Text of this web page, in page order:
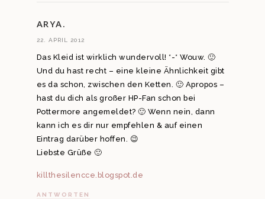
ARYA.
22. APRIL 2012
Das Kleid ist wirklich wundervoll! *-* Wouw. 🙂
Und du hast recht – eine kleine Ähnlichkeit gibt
es da schon, zwischen den Ketten. 🙂 Apropos –
hast du dich als großer HP-Fan schon bei
Pottermore angemeldet? 🙂 Wenn nein, dann
kann ich es dir nur empfehlen & auf einen
Eintrag darüber hoffen. 😉
Liebste Grüße 🙂
killthesilencce.blogspot.de
ANTWORTEN